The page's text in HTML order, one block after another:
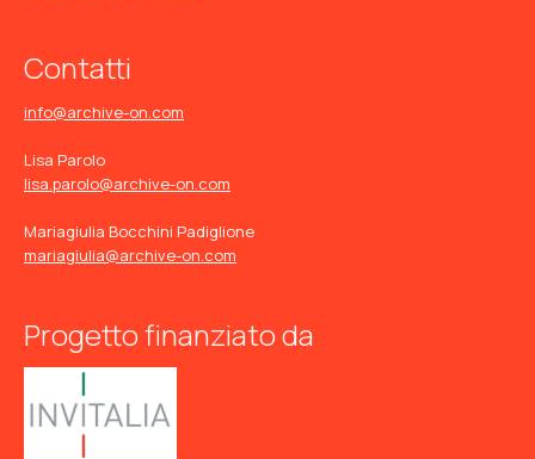
Contatti
info@archive-on.com
Lisa Parolo
lisa.parolo@archive-on.com
Mariagiulia Bocchini Padiglione
mariagiulia@archive-on.com
Progetto finanziato da